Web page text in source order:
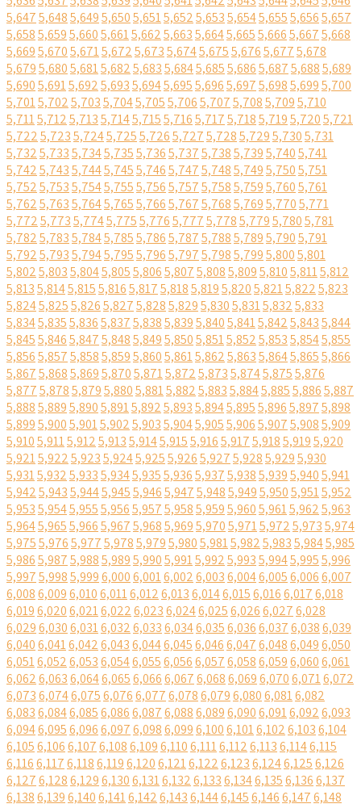
5,6475,6485,6495,6505,6515,6525,6535,6545,6555,6565,657
5,6585,6595,6605,6615,6625,6635,6645,6655,6665,6675,668
5,6695,6705,6715,6725,6735,6745,6755,6765,6775,678
5,6795,6805,6815,6825,6835,6845,6855,6865,6875,6885,689
5,6905,6915,6925,6935,6945,6955,6965,6975,6985,6995,700
5,7015,7025,7035,7045,7055,7065,7075,7085,7095,710
5,7115,7125,7135,7145,7155,7165,7175,7185,7195,7205,721
5,7225,7235,7245,7255,7265,7275,7285,7295,7305,731
5,7325,7335,7345,7355,7365,7375,7385,7395,7405,741
5,7425,7435,7445,7455,7465,7475,7485,7495,7505,751
5,7525,7535,7545,7555,7565,7575,7585,7595,7605,761
5,7625,7635,7645,7655,7665,7675,7685,7695,7705,771
5,7725,7735,7745,7755,7765,7775,7785,7795,7805,781
5,7825,7835,7845,7855,7865,7875,7885,7895,7905,791
5,7925,7935,7945,7955,7965,7975,7985,7995,8005,801
5,8025,8035,8045,8055,8065,8075,8085,8095,8105,8115,812
5,8135,8145,8155,8165,8175,8185,8195,8205,8215,8225,823
5,8245,8255,8265,8275,8285,8295,8305,8315,8325,833
5,8345,8355,8365,8375,8385,8395,8405,8415,8425,8435,844
5,8455,8465,8475,8485,8495,8505,8515,8525,8535,8545,855
5,8565,8575,8585,8595,8605,8615,8625,8635,8645,8655,866
5,8675,8685,8695,8705,8715,8725,8735,8745,8755,876
5,8775,8785,8795,8805,8815,8825,8835,8845,8855,8865,887
5,8885,8895,8905,8915,8925,8935,8945,8955,8965,8975,898
5,8995,9005,9015,9025,9035,9045,9055,9065,9075,9085,909
5,9105,9115,9125,9135,9145,9155,9165,9175,9185,9195,920
5,9215,9225,9235,9245,9255,9265,9275,9285,9295,930
5,9315,9325,9335,9345,9355,9365,9375,9385,9395,9405,941
5,9425,9435,9445,9455,9465,9475,9485,9495,9505,9515,952
5,9535,9545,9555,9565,9575,9585,9595,9605,9615,9625,963
5,9645,9655,9665,9675,9685,9695,9705,9715,9725,9735,974
5,9755,9765,9775,9785,9795,9805,9815,9825,9835,9845,985
5,9865,9875,9885,9895,9905,9915,9925,9935,9945,9955,996
5,9975,9985,9996,0006,0016,0026,0036,0046,0056,0066,007
6,0086,0096,0106,0116,0126,0136,0146,0156,0166,0176,018
6,0196,0206,0216,0226,0236,0246,0256,0266,0276,028
6,0296,0306,0316,0326,0336,0346,0356,0366,0376,0386,039
6,0406,0416,0426,0436,0446,0456,0466,0476,0486,0496,050
6,0516,0526,0536,0546,0556,0566,0576,0586,0596,0606,061
6,0626,0636,0646,0656,0666,0676,0686,0696,0706,0716,072
6,0736,0746,0756,0766,0776,0786,0796,0806,0816,082
6,0836,0846,0856,0866,0876,0886,0896,0906,0916,0926,093
6,0946,0956,0966,0976,0986,0996,1006,1016,1026,1036,104
6,1056,1066,1076,1086,1096,1106,1116,1126,1136,1146,115
6,1166,1176,1186,1196,1206,1216,1226,1236,1246,1256,126
6,1276,1286,1296,1306,1316,1326,1336,1346,1356,1366,137
6,1386,1396,1406,1416,1426,1436,1446,1456,1466,1476,148